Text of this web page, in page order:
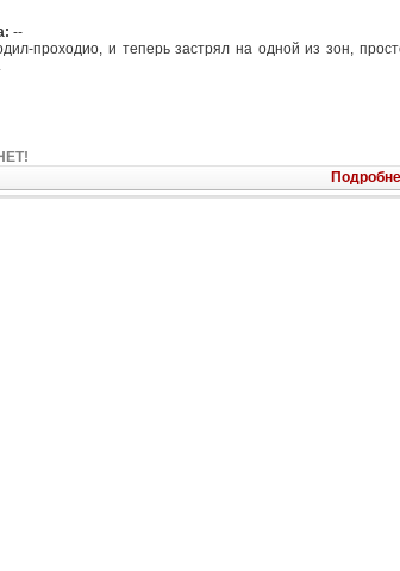
--
проходио, и теперь застрял на одной из зон,